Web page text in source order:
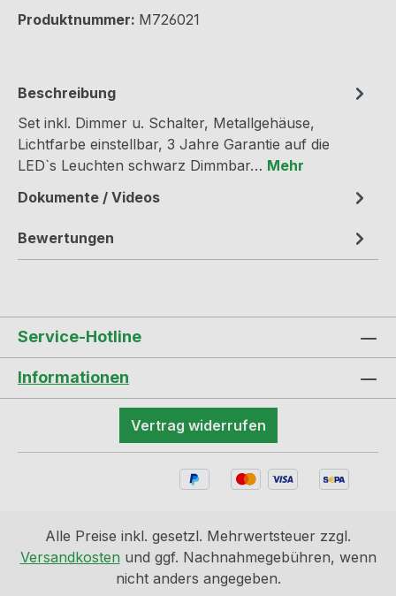
Produktnummer: M726021
Beschreibung
Set inkl. Dimmer u. Schalter, Metallgehäuse,
Lichtfarbe einstellbar, 3 Jahre Garantie auf die
LED`s Leuchten schwarz Dimmbar… Mehr
Dokumente / Videos
Bewertungen
Service-Hotline
Informationen
Vertrag widerrufen
Alle Preise inkl. gesetzl. Mehrwertsteuer zzgl.
Versandkosten und ggf. Nachnahmegebühren, wenn
nicht anders angegeben.